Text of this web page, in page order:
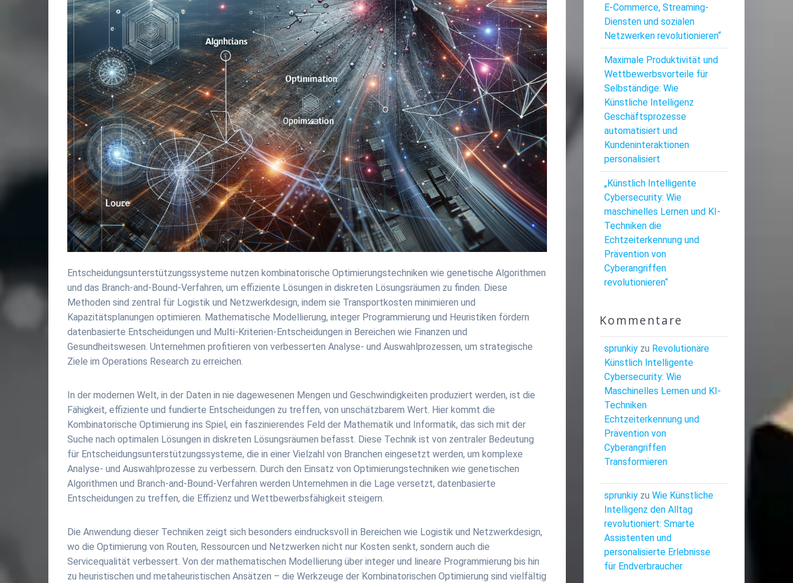
Entscheidungsunterstützungssysteme nutzen kombinatorische Optimierungstechniken wie genetische Algorithmen
und das Branch-and-Bound-Verfahren, um effiziente Lösungen in diskreten Lösungsräumen zu finden. Diese
Methoden sind zentral für Logistik und Netzwerkdesign, indem sie Transportkosten minimieren und
Kapazitätsplanungen optimieren. Mathematische Modellierung, integer Programmierung und Heuristiken fördern
datenbasierte Entscheidungen und Multi-Kriterien-Entscheidungen in Bereichen wie Finanzen und
Gesundheitswesen. Unternehmen profitieren von verbesserten Analyse- und Auswahlprozessen, um strategische
Ziele im Operations Research zu erreichen.
In der modernen Welt, in der Daten in nie dagewesenen Mengen und Geschwindigkeiten produziert werden, ist die
Fähigkeit, effiziente und fundierte Entscheidungen zu treffen, von unschätzbarem Wert. Hier kommt die
Kombinatorische Optimierung ins Spiel, ein faszinierendes Feld der Mathematik und Informatik, das sich mit der
Suche nach optimalen Lösungen in diskreten Lösungsräumen befasst. Diese Technik ist von zentraler Bedeutung
für Entscheidungsunterstützungssysteme, die in einer Vielzahl von Branchen eingesetzt werden, um komplexe
Analyse- und Auswahlprozesse zu verbessern. Durch den Einsatz von Optimierungstechniken wie genetischen
Algorithmen und Branch-and-Bound-Verfahren werden Unternehmen in die Lage versetzt, datenbasierte
Entscheidungen zu treffen, die Effizienz und Wettbewerbsfähigkeit steigern.
Die Anwendung dieser Techniken zeigt sich besonders eindrucksvoll in Bereichen wie Logistik und Netzwerkdesign,
wo die Optimierung von Routen, Ressourcen und Netzwerken nicht nur Kosten senkt, sondern auch die
Servicequalität verbessert. Von der mathematischen Modellierung über integer und lineare Programmierung bis hin
zu heuristischen und metaheuristischen Ansätzen – die Werkzeuge der Kombinatorischen Optimierung sind vielfältig
E-Commerce, Streaming-
Diensten und sozialen
Netzwerken revolutionieren“
Maximale Produktivität und
Wettbewerbsvorteile für
Selbständige: Wie
Künstliche Intelligenz
Geschäftsprozesse
automatisiert und
Kundeninteraktionen
personalisiert
„Künstlich Intelligente
Cybersecurity: Wie
maschinelles Lernen und KI-
Techniken die
Echtzeiterkennung und
Prävention von
Cyberangriffen
revolutionieren“
Kommentare
sprunkiyzu Revolutionäre
Künstlich Intelligente
Cybersecurity: Wie
Maschinelles Lernen und KI-
Techniken
Echtzeiterkennung und
Prävention von
Cyberangriffen
Transformieren
sprunkiyzu Wie Künstliche
Intelligenz den Alltag
revolutioniert: Smarte
Assistenten und
personalisierte Erlebnisse
für Endverbraucher